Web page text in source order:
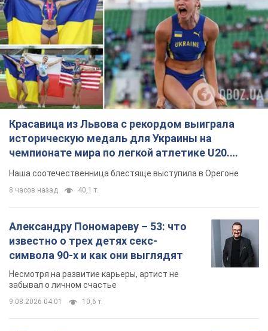
Красавица из Львова с рекордом выиграла
историческую медаль для Украины на
чемпионате мира по легкой атлетике U20.
Видео
Наша соотечественница блестяще выступила в Орегоне
8 часов назад 40,1 т.
Александру Пономареву – 53: что
известно о трех детях секс-
символа 90-х и как они выглядят
Несмотря на развитие карьеры, артист не
забывал о личном счастье
9.08.2026 04:01 10,6 т.